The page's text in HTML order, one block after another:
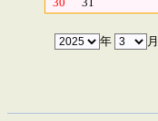
年 月